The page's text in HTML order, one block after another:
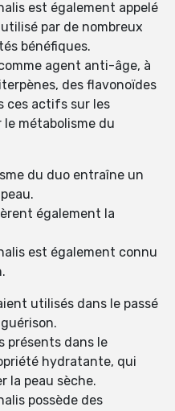
est également appelé
par de nombreux
bénéfiques.
agent anti-âge, à
des flavonoïdes
ces actifs sur les
métabolisme du
du duo entraîne un
également la
est également connu
utilisés dans le passé
présents dans le
hydratante, qui
la peau sèche.
possède des